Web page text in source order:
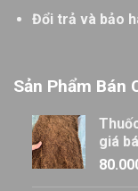
Sản Phẩm Bán
giá
Đổi trả và bảo